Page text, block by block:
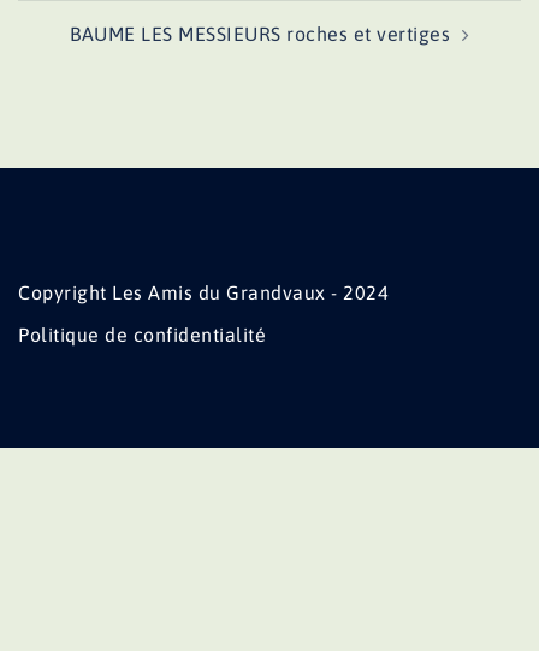
BAUME LES MESSIEURS roches et vertiges
Copyright Les Amis du Grandvaux - 2024
Politique de confidentialité